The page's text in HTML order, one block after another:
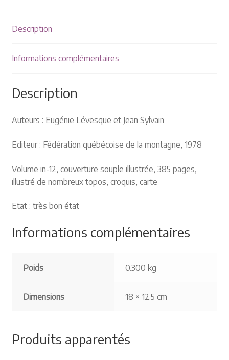
Rendez-nous visite
Description
Informations complémentaires
Description
Auteurs : Eugénie Lévesque et Jean Sylvain
Editeur : Fédération québécoise de la montagne, 1978
Volume in-12, couverture souple illustrée, 385 pages,
illustré de nombreux topos, croquis, carte
Etat : très bon état
Informations complémentaires
Poids 0.300 kg
Dimensions 18 × 12.5 cm
Produits apparentés